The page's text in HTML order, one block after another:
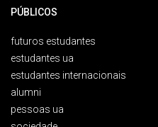
PÚBLICOS
futuros estudantes
estudantes ua
estudantes internacionais
alumni
pessoas ua